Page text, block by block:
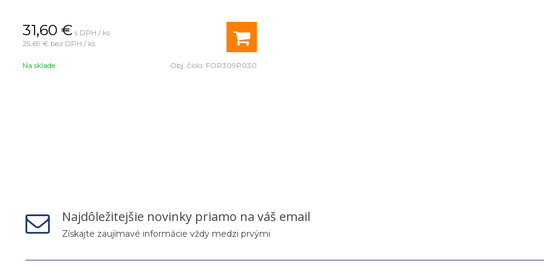
31,60 € s DPH / ks
25,69 € bez DPH / ks
Na sklade Obj. čislo: FOR309P030
Najdôležitejšie novinky priamo na váš email
Získajte zaujímavé informácie vždy medzi prvými